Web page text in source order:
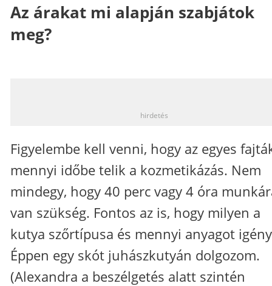
Az árakat mi alapján szabjátok
meg?
hirdetés
Figyelembe kell venni, hogy az egyes
mennyi időbe telik a kozmetikázás. Nem
mindegy, hogy 40 perc vagy 4 óra
van szükség. Fontos az is, hogy milyen a
kutya szőrtípusa és mennyi anyagot
Éppen egy skót juhászkutyán dolgozom.
(Alexandra a beszélgetés alatt szintén